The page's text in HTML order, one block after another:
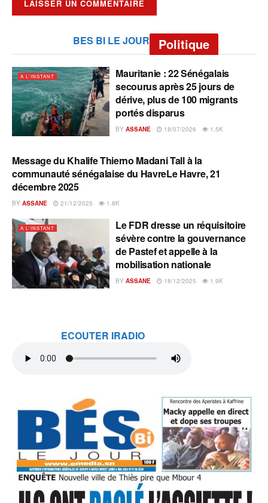
BES BI LE JOUR Politique
A L'INSTANT
Mauritanie : 22 Sénégalais
secourus après 25 jours de
dérive, plus de 100 migrants
portés disparus
BY ASSANE 18/07/2026 1.5K
A L'INSTANT
Message du Khalife Thierno Madani Tall à la
communauté sénégalaise du HavreLe Havre, 21
décembre 2025
BY ASSANE 21/12/2025 1.8K
A L'INSTANT
Le FDR dresse un réquisitoire
sévère contre la gouvernance
de Pastef et appelle à la
mobilisation nationale
BY ASSANE 18/12/2025 1.9K
ECOUTER IRADIO